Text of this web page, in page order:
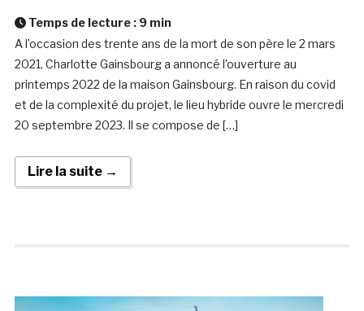
Temps de lecture : 9 min
A l’occasion des trente ans de la mort de son père le 2 mars
2021, Charlotte Gainsbourg a annoncé l’ouverture au
printemps 2022 de la maison Gainsbourg. En raison du covid
et de la complexité du projet, le lieu hybride ouvre le mercredi
20 septembre 2023. Il se compose de […]
Lire la suite →